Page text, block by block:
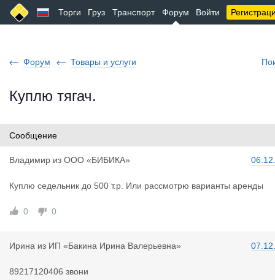
Торги Груз Транспорт Форум Войти
Форум Товары и услуги
Куплю тягач.
Сообщение
Владимир из ООО «БИБИКА»
Куплю седельник до 500 т.р. Или рассмотрю варианты аренды
0 0
Ирина из ИП «Бакина Ирина Валерьевна»
89217120406 звони